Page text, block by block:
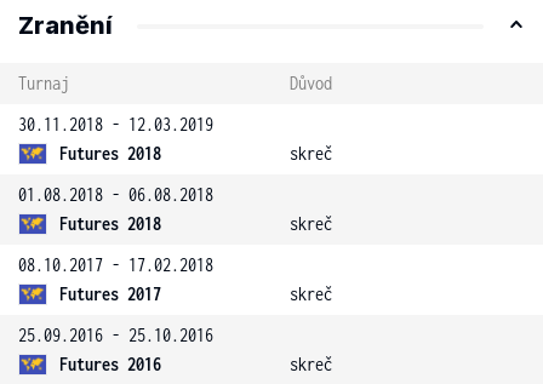
Zranění
Turnaj
Důvod
30.11.2018 - 12.03.2019
Futures 2018
skreč
01.08.2018 - 06.08.2018
Futures 2018
skreč
08.10.2017 - 17.02.2018
Futures 2017
skreč
25.09.2016 - 25.10.2016
Futures 2016
skreč